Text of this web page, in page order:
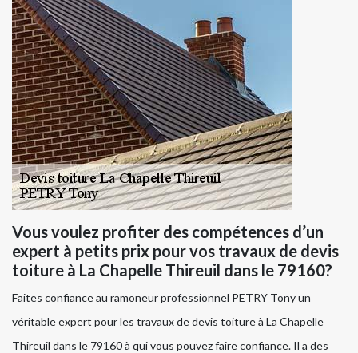
Vous voulez profiter des compétences d’un
expert à petits prix pour vos travaux de devis
toiture à La Chapelle Thireuil dans le 79160?
Faites confiance au ramoneur professionnel PETRY Tony un
véritable expert pour les travaux de devis toiture à La Chapelle
Thireuil dans le 79160 à qui vous pouvez faire confiance. Il a des